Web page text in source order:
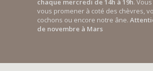
chaque mercredi de 14h à 19h.
vous promener à coté des chèvres,
cochons ou encore notre âne.
de novembre à Mars